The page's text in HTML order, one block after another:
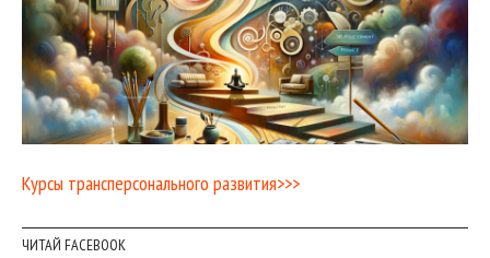
Курсы трансперсонального развития>>>
ЧИТАЙ FACEBOOK